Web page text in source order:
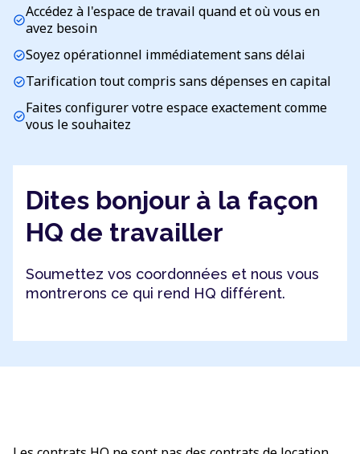
check_circleAccédez à l'espace de travail quand et où vous en
avez besoin
check_circleSoyez opérationnel immédiatement sans délai
check_circleTarification tout compris sans dépenses en capital
check_circleFaites configurer votre espace exactement comme
vous le souhaitez
Dites bonjour à la façon
HQ de travailler
Soumettez vos coordonnées et nous vous
montrerons ce qui rend HQ différent.